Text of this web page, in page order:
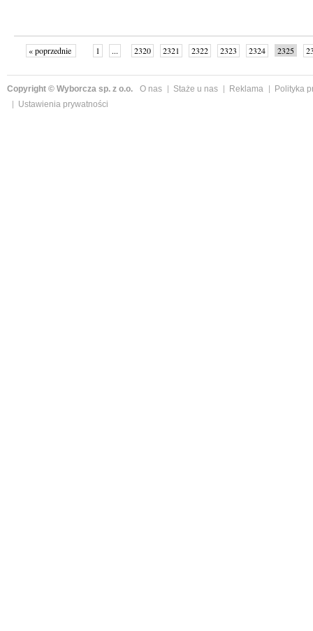
« poprzednie 1 ... 2320 2321 2322 2323 2324 2325
Copyright © Wyborcza sp. z o.o. O nas Staże u nas Reklama
Polityka
Ustawienia prywatności